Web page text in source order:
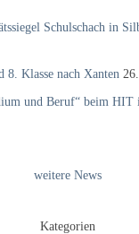
Schulschach in
8. Klasse nach Xanten
und Beruf“ beim HIT
weitere News
Kategorien